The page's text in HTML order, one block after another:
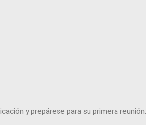
y prepárese para su primera reunión: